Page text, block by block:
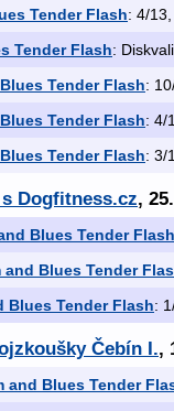
Tender Flash: 4/
Tender Flash:
Tender Flash:
Tender Flash: 4/
Tender Flash: 3/
Dogfitness.cz,
Blues Tender Flash
and Blues Tender
Blues Tender Flash:
Čebín I.,
and Blues Tender